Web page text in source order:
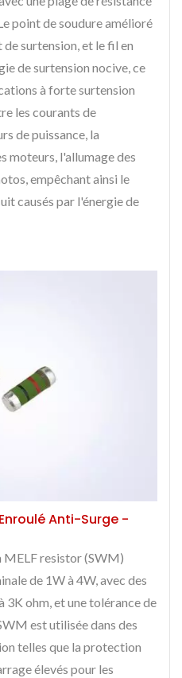
point de soudure amélioré
surtension, et le fil en
de surtension nocive, ce
à forte surtension
les courants de
de puissance, la
moteurs, l'allumage des
empêchant ainsi le
causés par l'énergie de
Enroulé Anti-Surge -
resistor (SWM)
de 1W à 4W, avec des
3K ohm, et une tolérance de
est utilisée dans des
telles que la protection
élevés pour les